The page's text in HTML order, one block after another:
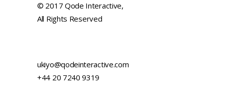
© 2017 Qode Interactive,
All Rights Reserved
ukiyo@qodeinteractive.com
+44 20 7240 9319